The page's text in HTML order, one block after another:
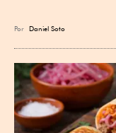
Por Daniel Soto